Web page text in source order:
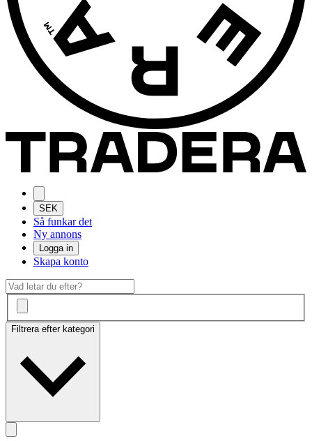
SEK
Så funkar det
Ny annons
Logga in
Skapa konto
Filtrera efter kategori